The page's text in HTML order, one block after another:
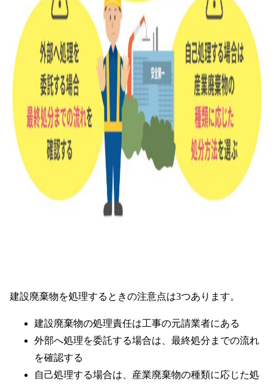
建設廃棄物を処理するときの注意点は3つあります。
建設廃棄物の処理責任は工事の元請業者にある
外部へ処理を委託する場合は、最終処分までの流れ
を確認する
自己処理する場合は、産業廃棄物の種類に応じた処